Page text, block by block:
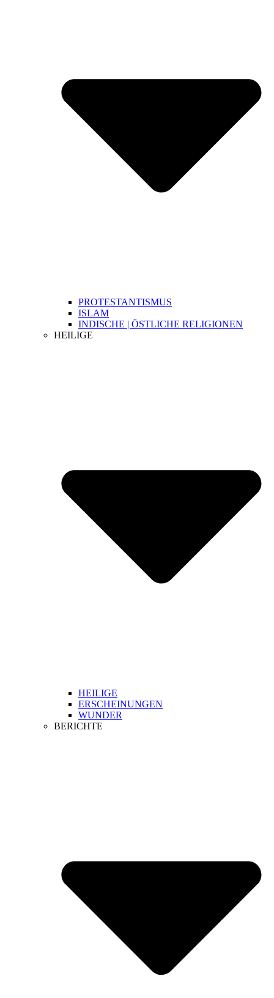
PROTESTANTISMUS
ISLAM
INDISCHE | ÖSTLICHE RELIGIONEN
HEILIGE
HEILIGE
ERSCHEINUNGEN
WUNDER
BERICHTE